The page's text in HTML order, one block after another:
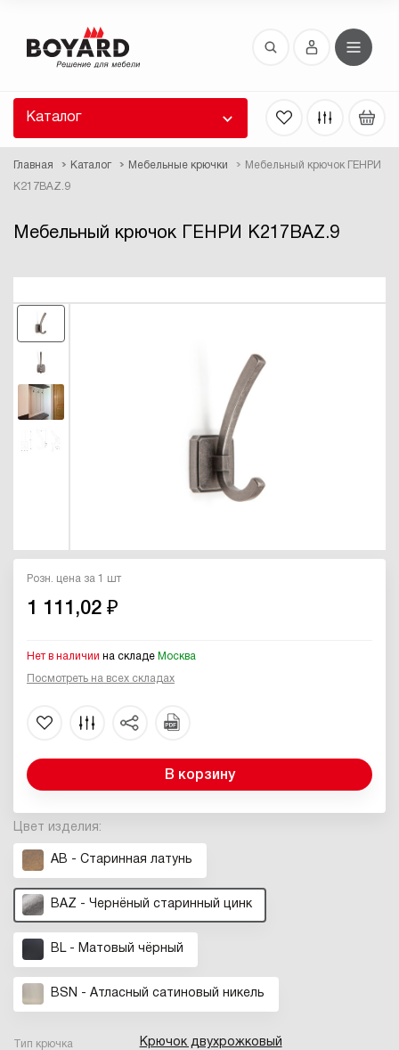
Каталог
Главная Каталог Мебельные крючки Мебельный крючок ГЕНРИ
K217BAZ.9
Мебельный крючок ГЕНРИ K217BAZ.9
Цвет изделия:
AB - Старинная латунь
BAZ - Чернёный старинный цинк
BL - Матовый чёрный
BSN - Атласный сатиновый никель
Тип крючка Крючок двухрожковый
Розн. цена за 1 шт
1 111,02 ₽
Нет в наличии на складе Москва
Посмотреть на всех складах
В корзину
Восстановление пароля
высланы вам по E-Mail.
ссылку для восстановления